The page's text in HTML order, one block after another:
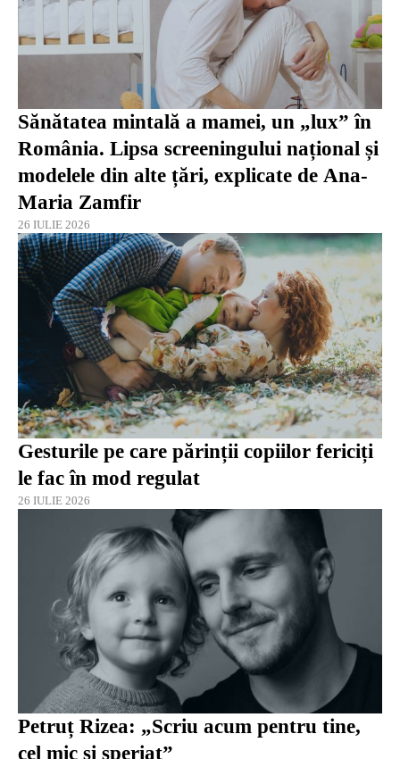
Sănătatea mintală a mamei, un „lux” în
România. Lipsa screeningului național și
modelele din alte țări, explicate de Ana-
Maria Zamfir
26 IULIE 2026
Gesturile pe care părinții copiilor fericiți
le fac în mod regulat
26 IULIE 2026
Petruț Rizea: „Scriu acum pentru tine,
cel mic și speriat”